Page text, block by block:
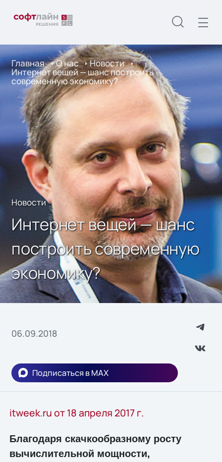
Главная О нас Новости
Интернет вещей — шанс построить
современную экономику?
Новости
Интернет вещей — шанс
построить современную
экономику?
06.09.2018
Подписаться в MAX
itweek.ru от 18 апреля 2017 г.
Благодаря скачкообразному росту
вычислительной мощности,